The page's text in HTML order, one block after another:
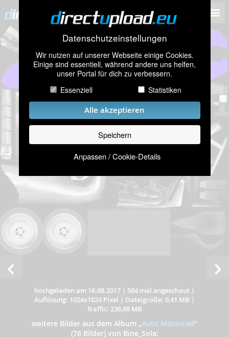
Datenschutzeinstellungen
Wir nutzen auf unserer Webseite einige Cookies.
Einige sind essentiell, während andere uns helfen,
unser Portal für dich zu verbessern.
Essenziell
Statistiken
Alle akzeptieren
Speichern
Anpassen / Cookie-Details
hochgeladen am 16.08.2017 | 584 mal angeschaut |
Auflösung: 1024x1024 Pixel | Dateigröße: 0,41 MB |
Traffic: 236,88 MB
weitere Bilder aus dem Album „Auto Motorrad”
(76 Bilder) von Bine_Sola: